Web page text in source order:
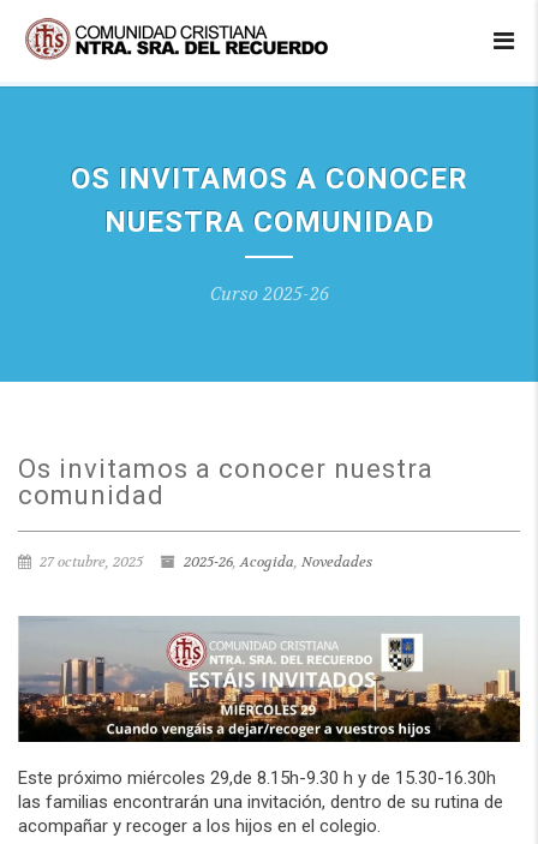
OS INVITAMOS A CONOCER
NUESTRA COMUNIDAD
Curso 2025-26
Os invitamos a conocer nuestra
comunidad
27 octubre, 2025 2025-26,Acogida, Novedades
Este próximo miércoles 29,de 8.15h-9.30 h y de 15.30-16.30h
las familias encontrarán una invitación, dentro de su rutina de
acompañar y recoger a los hijos en el colegio.